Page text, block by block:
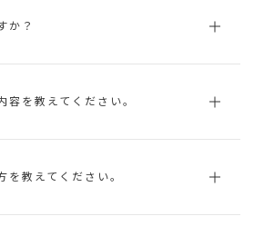
か？
を教えてください。
教えてください。